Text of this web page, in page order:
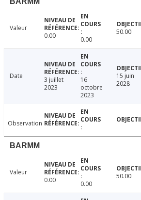
Valeur
0.00
0.00
50.00
Date
3 juillet
2023
16
octobre
2023
15 juin
2028
Observation
BARMM
Valeur
0.00
0.00
50.00